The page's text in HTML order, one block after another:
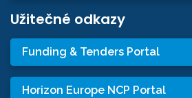
Užitečné odkazy
Funding & Tenders Portal
Horizon Europe NCP Portal